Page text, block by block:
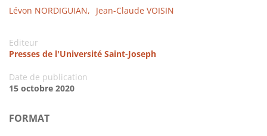
Lévon NORDIGUIAN, Jean-Claude VOISIN
Editeur
Presses de l'Université Saint-Joseph
Date de publication
15 octobre 2020
FORMAT